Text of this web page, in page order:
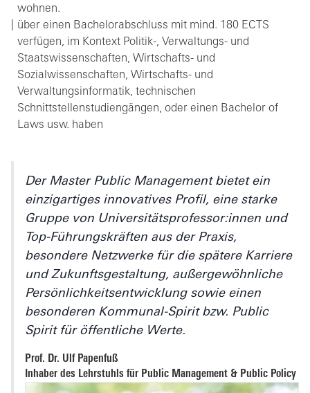
wohnen.
über einen Bachelorabschluss mit mind. 180 ECTS
verfügen, im Kontext Politik-, Verwaltungs- und
Staatswissenschaften, Wirtschafts- und
Sozialwissenschaften, Wirtschafts- und
Verwaltungsinformatik, technischen
Schnittstellenstudiengängen, oder einen Bachelor of
Laws usw. haben
Der Master Public Management bietet ein
einzigartiges innovatives Profil, eine starke
Gruppe von Universitätsprofessor:innen und
Top-Führungskräften aus der Praxis,
besondere Netzwerke für die spätere Karriere
und Zukunftsgestaltung, außergewöhnliche
Persönlichkeitsentwicklung sowie einen
besonderen Kommunal-Spirit bzw. Public
Spirit für öffentliche Werte.
Prof. Dr. Ulf Papenfuß
Inhaber des Lehrstuhls für Public Management & Public Policy